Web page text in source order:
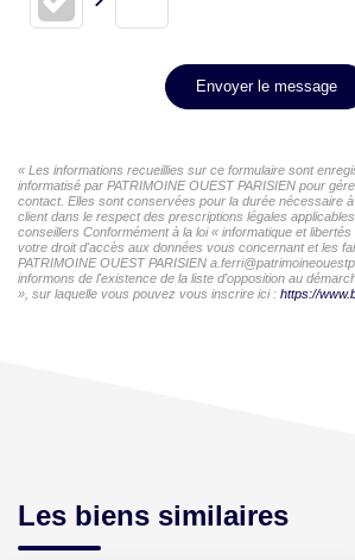
Envoyer le message
« Les informations recueillies sur ce formulaire sont
informatisé par PATRIMOINE OUEST PARISIEN pour
contact. Elles sont conservées pour la durée nécessaire
client dans le respect des prescriptions légales
conseillers Conformément à la loi « informatique et
votre droit d'accès aux données vous concernant et les
PATRIMOINE OUEST PARISIEN
informons de l'existence de la liste d'opposition au
», sur laquelle vous pouvez vous inscrire ici : https://
Les biens similaires